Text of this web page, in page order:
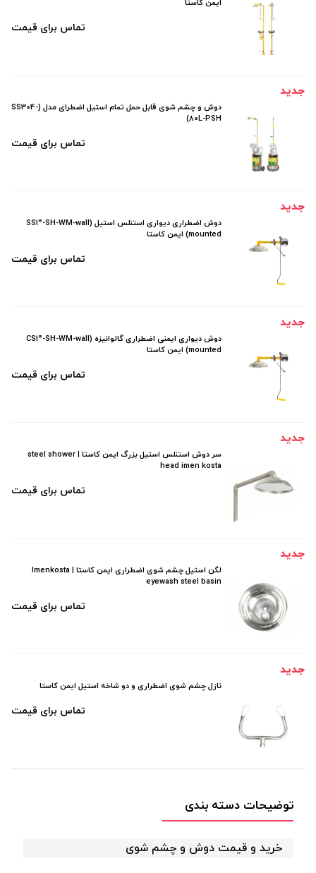
ایمن کاستا
تماس برای قیمت
جدید
دوش و چشم شوی قابل حمل تمام استيل اضطرای مدل (SS304-
80L-PSH)
تماس برای قیمت
جدید
دوش اضطراری دیواری استنلس استیل (SS1”-SH-WM-wall
mounted) ایمن کاستا
تماس برای قیمت
جدید
دوش دیواری ایمنی اضطراری گالوانیزه (CS1”-SH-WM-wall
mounted) ایمن کاستا
تماس برای قیمت
جدید
سر دوش استنلس استیل بزرگ ایمن کاستا | steel shower
head imen kosta
تماس برای قیمت
جدید
لگن استیل چشم شوی اضطراری ایمن کاستا | Imenkosta
eyewash steel basin
تماس برای قیمت
جدید
نازل چشم شوی اضطراری و دو شاخه استیل ایمن کاستا
تماس برای قیمت
توضیحات دسته بندی
خرید و قیمت دوش و چشم شوی